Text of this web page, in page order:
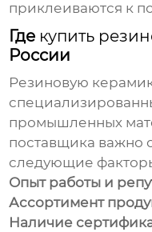
приклеиваются к
Где купить
России
Резиновую
промышленных
поставщика важно
следующие
Опыт работы и
Ассортимент
Наличие